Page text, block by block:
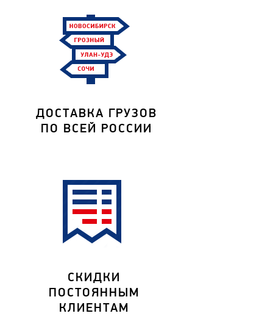
ДОСТАВКА ГРУЗОВ
ПО ВСЕЙ РОССИИ
СКИДКИ
ПОСТОЯННЫМ
КЛИЕНТАМ